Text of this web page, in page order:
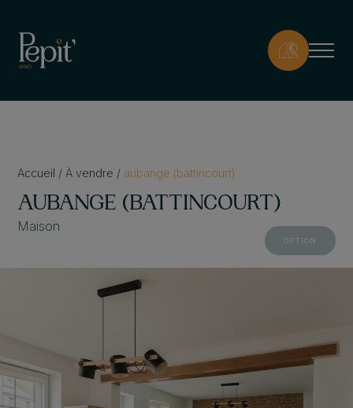
Accueil / À vendre / aubange (battincourt)
AUBANGE (BATTINCOURT)
Maison
OPTION